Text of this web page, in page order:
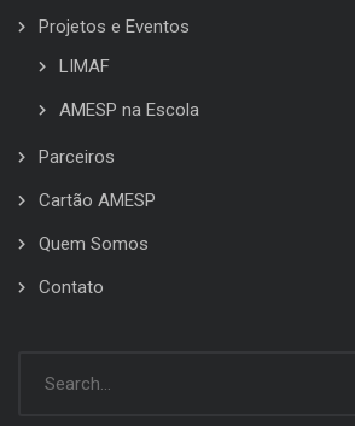
Projetos e Eventos
LIMAF
AMESP na Escola
Parceiros
Cartão AMESP
Quem Somos
Contato